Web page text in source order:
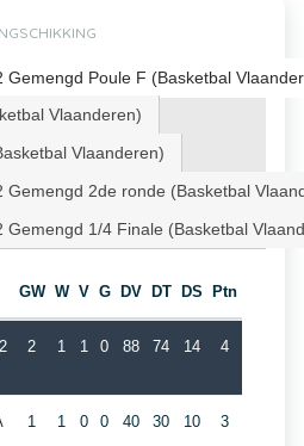
Gemengd Poule F (Basketbal
Vlaanderen)
Vlaanderen)
Gemengd 2de ronde (Basketbal
Gemengd 1/4 Finale (Basketbal
GW W V G DV DT DS Ptn
2 1 1 0 88 74 14 4
1 1 0 0 40 30 10 3